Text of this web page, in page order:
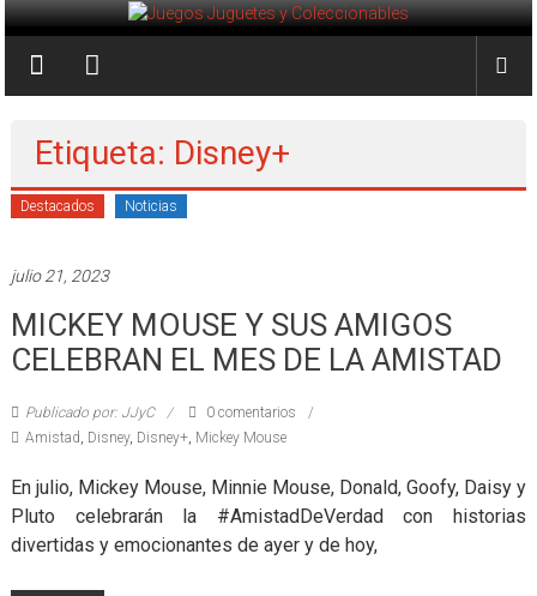
Saltar
al
contenido
Juegos
Juguetes
Coleccionables
y
para
coleccionistas.
Etiqueta: Disney+
Destacados Noticias
julio 21, 2023
MICKEY MOUSE Y SUS AMIGOS
CELEBRAN EL MES DE LA AMISTAD
Publicado por: JJyC
0 comentarios
Amistad Disney, Disney+, Mickey Mouse
En julio, Mickey Mouse, Minnie Mouse, Donald, Goofy, Daisy y
Pluto celebrarán la #AmistadDeVerdad con historias
divertidas y emocionantes de ayer y de hoy,